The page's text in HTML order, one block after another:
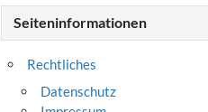
Seiteninformationen
Rechtliches
Datenschutz